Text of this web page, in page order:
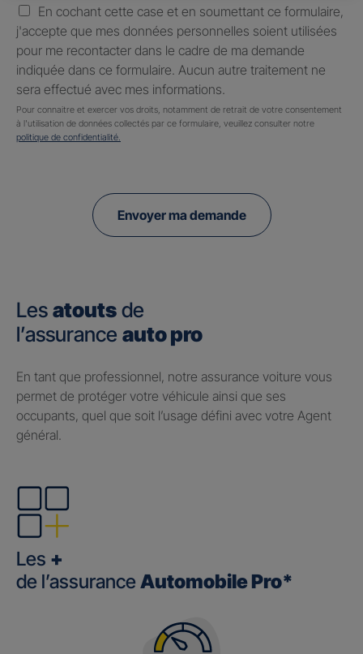
En cochant cette case et en soumettant ce formulaire,
j'accepte que mes données personnelles soient utilisées
pour me recontacter dans le cadre de ma demande
indiquée dans ce formulaire. Aucun autre traitement ne
sera effectué avec mes informations.
Pour connaitre et exercer vos droits, notamment de retrait de votre consentement
à l'utilisation de données collectés par ce formulaire, veuillez consulter notre
politique de confidentialité.
Envoyer ma demande
Les atouts de
l’assurance auto pro
En tant que professionnel, notre assurance voiture vous
permet de protéger votre véhicule ainsi que ses
occupants, quel que soit l’usage défini avec votre Agent
général.
Les +
de l’assurance Automobile Pro*